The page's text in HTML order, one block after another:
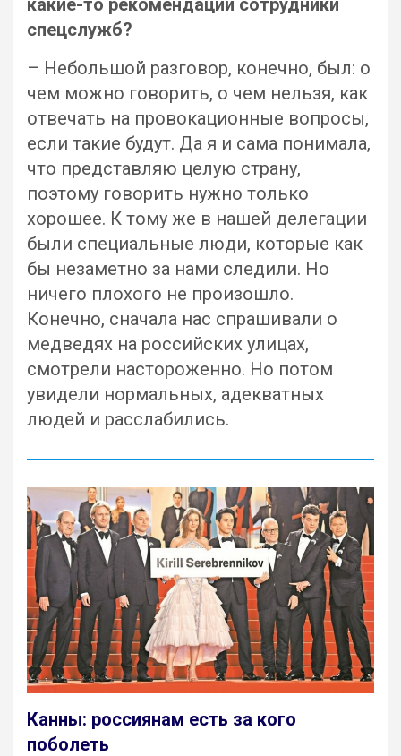
спецслужб?
– Небольшой разговор, конечно, был: о
чем можно говорить, о чем нельзя, как
отвечать на провокационные вопросы,
если такие будут. Да я и сама понимала,
что представляю целую страну,
поэтому говорить нужно только
хорошее. К тому же в нашей делегации
были специальные люди, которые как
бы незаметно за нами следили. Но
ничего плохого не произошло.
Конечно, сначала нас спрашивали о
медведях на российских улицах,
смотрели настороженно. Но потом
увидели нормальных, адекватных
людей и расслабились.
Канны: россиянам есть за кого
поболеть